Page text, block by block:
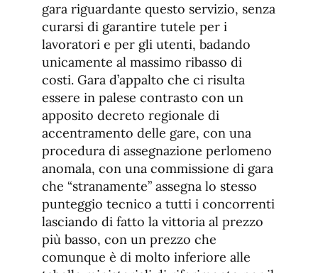
gara riguardante questo servizio, senza
curarsi di garantire tutele per i
lavoratori e per gli utenti, badando
unicamente al massimo ribasso di
costi. Gara d’appalto che ci risulta
essere in palese contrasto con un
apposito decreto regionale di
accentramento delle gare, con una
procedura di assegnazione perlomeno
anomala, con una commissione di gara
che “stranamente” assegna lo stesso
punteggio tecnico a tutti i concorrenti
lasciando di fatto la vittoria al prezzo
più basso, con un prezzo che
comunque è di molto inferiore alle